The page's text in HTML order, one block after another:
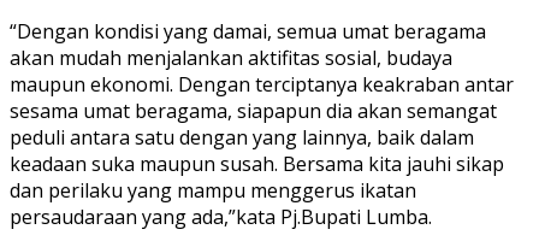
“Dengan kondisi yang damai, semua umat beragama
akan mudah menjalankan aktifitas sosial, budaya
maupun ekonomi. Dengan terciptanya keakraban antar
sesama umat beragama, siapapun dia akan semangat
peduli antara satu dengan yang lainnya, baik dalam
keadaan suka maupun susah. Bersama kita jauhi sikap
dan perilaku yang mampu menggerus ikatan
persaudaraan yang ada,”kata Pj.Bupati Lumba.